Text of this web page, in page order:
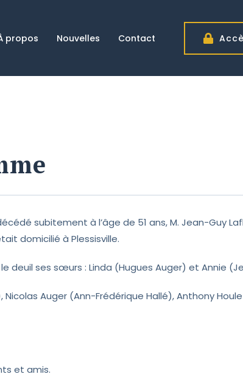
propos Nouvelles Contact
subitement à l’âge de 51 ans, M. Jean-Guy
domicilié à Plessisville.
deuil ses sœurs : Linda (Hugues Auger) et Annie
Auger (Ann-Frédérique Hallé), Anthony
et amis.